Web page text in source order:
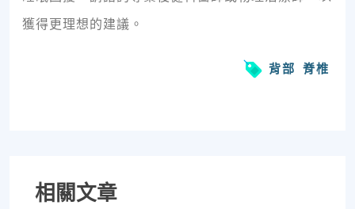
獲得更理想的建議。
背部 脊椎
相關文章